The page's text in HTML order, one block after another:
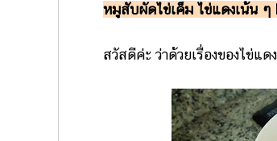
หมูสับผัดไข่เค็ม ไข่แดงเน้น
สวัสดีค่ะ ว่าด้วยเรื่องของไข่แ